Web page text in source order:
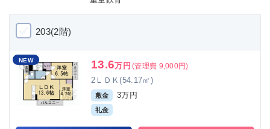
203(2階)
NEW 13.6万円 (管理費 9,000円)
2ＬＤＫ(54.17㎡)
敷金 3万円
礼金